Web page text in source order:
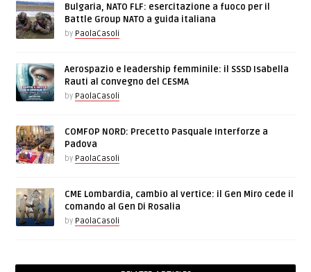
Bulgaria, NATO FLF: esercitazione a fuoco per il
Battle Group NATO a guida italiana
by PaolaCasoli
Aerospazio e leadership femminile: il SSSD Isabella
Rauti al convegno del CESMA
by PaolaCasoli
COMFOP NORD: Precetto Pasquale Interforze a
Padova
by PaolaCasoli
CME Lombardia, cambio al vertice: il Gen Miro cede il
comando al Gen Di Rosalia
by PaolaCasoli